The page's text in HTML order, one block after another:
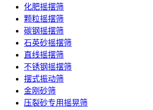
化肥摇摆筛
颗粒摇摆筛
碳钢摇摆筛
石英砂摇摆筛
直线摇摆筛
不锈钢摇摆筛
摆式振动筛
金刚砂筛
压裂砂专用摇晃筛